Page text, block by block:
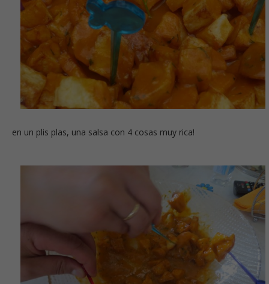
en un plis plas, una salsa con 4 cosas muy rica!